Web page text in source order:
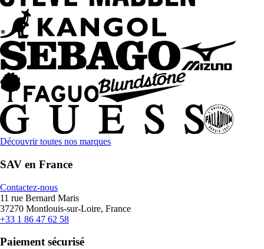
Découvrir toutes nos marques
SAV en France
Contactez-nous
11 rue Bernard Maris
37270 Montlouis-sur-Loire, France
+33 1 86 47 62 58
Paiement sécurisé